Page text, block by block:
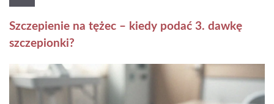
Szczepienie na tężec – kiedy podać 3. dawkę
szczepionki?